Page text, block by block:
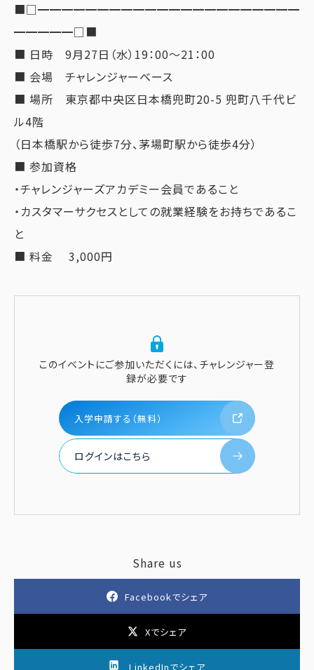
■□━━━━━━━━━━━━━━━━━━━━━━
━━━━━□■
■ 日時 9月27日（水）19：00〜21：00
■ 会場 チャレンジャーベース
■ 場所 東京都中央区日本橋兜町20-5 兜町八千代ビ
ル4階
（日本橋駅から徒歩7分、茅場町駅から徒歩4分）
■ 参加資格
・チャレンジャーズアカデミー会員であること
・カスタマーサクセスとしての就業経験をお持ちであるこ
と
■ 料金 3,000円
このイベントにご参加いただくには、チャレンジャー登
録が必要です
入学申請する（無料）
ログインはこちら
Share us
Facebookでシェア
Xでシェア
LinkedInでシェア